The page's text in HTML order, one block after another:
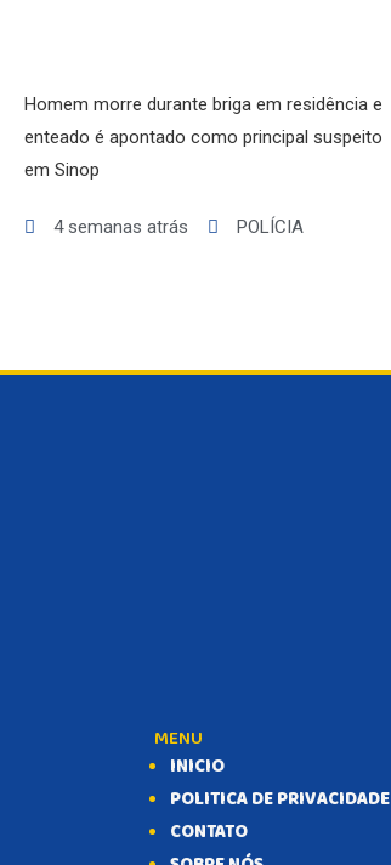
Homem morre durante briga em residência e
enteado é apontado como principal suspeito
em Sinop
4 semanas atrás POLÍCIA
MENU
INICIO
POLITICA DE PRIVACIDADE
CONTATO